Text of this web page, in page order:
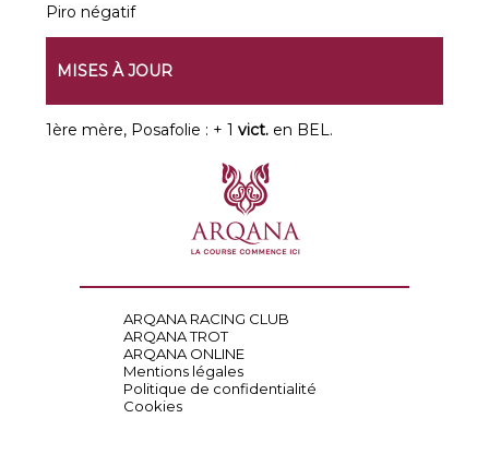
Piro négatif
MISES À JOUR
1ère mère, Posafolie : + 1vict. en BEL.
ARQANA RACING CLUB
ARQANA TROT
ARQANA ONLINE
Mentions légales
Politique de confidentialité
Cookies